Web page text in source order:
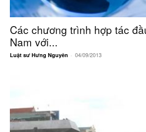
Các chương trình hợp tác
Nam với...
Luật sư Hưng Nguyên - 04/09/2013